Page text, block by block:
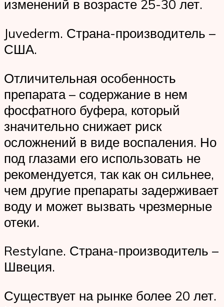
изменений в возрасте 25-30 лет.
Juvederm. Страна-производитель –
США.
Отличительная особенность
препарата – содержание в нем
фосфатного буфера, который
значительно снижает риск
осложнений в виде воспаления. Но
под глазами его использовать не
рекомендуется, так как он сильнее,
чем другие препараты задерживает
воду и может вызвать чрезмерные
отеки.
Restylane. Страна-производитель –
Швеция.
Существует на рынке более 20 лет.